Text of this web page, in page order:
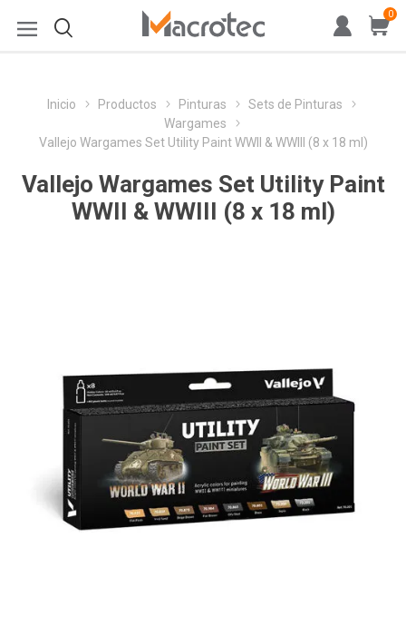
0
Inicio Productos Pinturas
Sets de Pinturas
Wargames
Vallejo Wargames Set Utility Paint WWII & WWIII (8 x 18 ml)
Vallejo Wargames Set Utility Paint
WWII & WWIII (8 x 18 ml)